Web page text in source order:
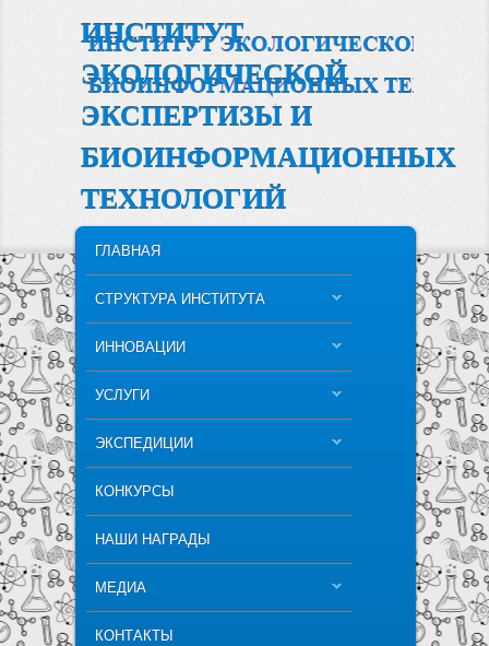
ИНСТИТУТ
ЭКОЛОГИЧЕСКОЙ
ЭКСПЕРТИЗЫ И
БИОИНФОРМАЦИОННЫХ
ТЕХНОЛОГИЙ
SKIP TO PRIMARY CONTENT
SKIP TO SECONDARY CONTENT
ГЛАВНАЯ
СТРУКТУРА ИНСТИТУТА
ИННОВАЦИИ
УСЛУГИ
ЭКСПЕДИЦИИ
КОНКУРСЫ
НАШИ НАГРАДЫ
МЕДИА
КОНТАКТЫ